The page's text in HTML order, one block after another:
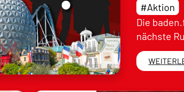
#Aktion
Die
nächste